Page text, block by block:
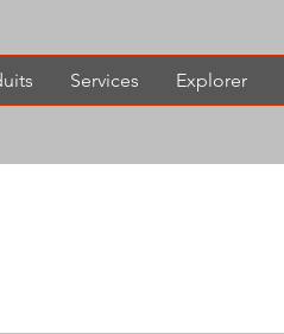
Services Explorer